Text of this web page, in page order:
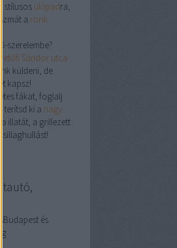
stílusos ülőpadra,
a rönk
szerelembe?
Petőfi Sándor utca
küldeni, de
kapsz!
fákat, foglalj
terítsd ki a nagy
illatát, a grillezett
és